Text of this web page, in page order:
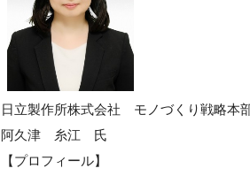
日立製作所株式会社 モノづくり戦略
阿久津 糸江 氏
【プロフィール】